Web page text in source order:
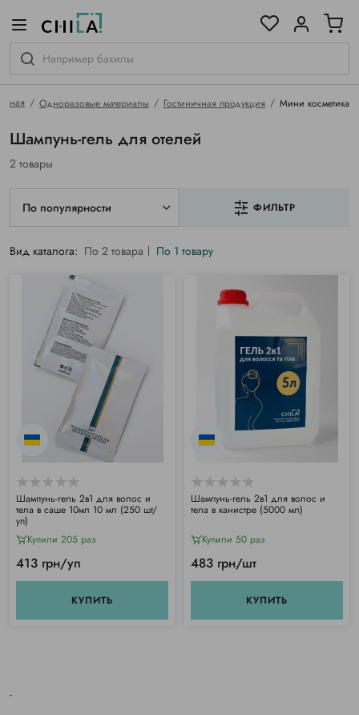
Одноразовые материалы Гостиничная продукция Мини косметика
Шампунь-гель для отелей
2 товары
По популярности ФИЛЬТР
Вид каталога: По 2 товара По 1 товару
Шампунь-гель 2в1 для волос и
тела в саше 10мл 10 мл (250 шт/
уп)
Купили 205 раз
413 грн/уп
КУПИТЬ
Шампунь-гель 2в1 для волос и
тела в канистре (5000 мл)
Купили 50 раз
483 грн/шт
КУПИТЬ
-
гамме